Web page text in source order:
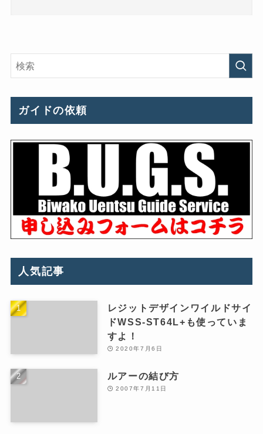
ガイドの依頼
人気記事
レジットデザインワイルドサイ
ドWSS-ST64L+も使っていま
すよ！
2020年7月6日
ルアーの結び方
2007年7月11日